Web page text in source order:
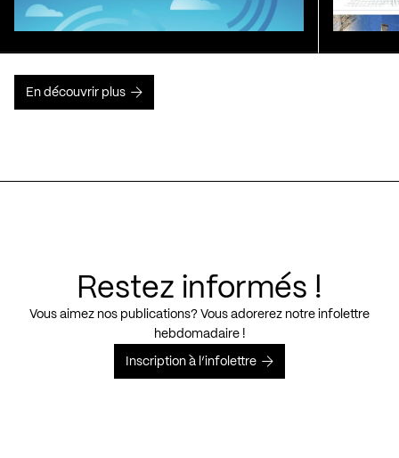
En découvrir plus
Restez informés !
Vous aimez nos publications? Vous adorerez notre infolettre
hebdomadaire !
Inscription à l’infolettre